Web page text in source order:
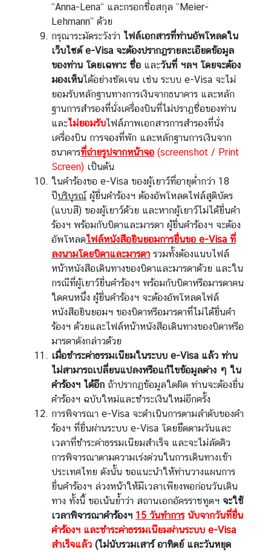
“Anna-Lena“ และกรอกชื่อสกุล “Meier-
Lehmann” ด้วย
กรุณาระมัดระวังว่า ไฟล์เอกสารที่ท่านอัพโหลดใน
เว็บไซต์e-Visaจะต้องปรากฏรายละเอียดข้อมูล
ของท่าน โดยเฉพาะ ชื่อ และวันที่ ฯลฯ โดยจะต้อง
มองเห็นได้อย่างชัดเจน เช่น ระบบ e-Visa จะไม่
ยอมรับหลักฐานทางการเงินจากธนาคาร และหลัก
ฐานการสำรองที่นั่งเครื่องบินที่ไม่ปราฏชื่อของท่าน
และไม่ยอมรับไฟล์ภาพเอกสารการสำรองที่นั่ง
เครื่องบิน การจองที่พัก และหลักฐานการเงินจาก
ธนาคารที่ถ่ายรูปจากหน้าจอ (screenshot / Print
Screen) เป็นต้น
ในคำร้องขอ e-Visa ของผู้เยาว์ที่อายุต่ำกว่า 18
ปีบริบูรณ์ ผู้ยื่นคำร้องฯ ต้องอัพโหลดไฟล์สูติบัตร
(แบบสี) ของผู้เยาว์ด้วย และหากผู้เยาว์ไม่ได้ยื่นคำ
ร้องฯ พร้อมกับบิดาและมารดา ผู้ยื่นคำร้องฯ จะต้อง
อัพโหลดไฟล์หนังสือยินยอมการยื่นขอ e-Visa ที่
ลงนามโดยบิดาและมารดา รวมทั้งต้องแนบไฟล์
หน้าหนังสือเดินทางของบิดาและมารดาด้วย และใน
กรณีที่ผู้เยาว์ยื่นคำร้องฯ พร้อมกับบิดาหรือมารดาคน
ใดคนหนึ่ง ผู้ยื่นคำร้องฯ จะต้องอัพโหลดไฟล์
หนังสือยินยอมฯ ของบิดาหรือมารดาที่ไม่ได้ยื่นคำ
ร้องฯ ด้วยและไฟล์หน้าหนังสือเดินทางของบิดาหรือ
มารดาดังกล่าวด้วย
เมื่อชำระค่าธรรมเนียมในระบบ e-Visa แล้ว ท่าน
ไม่สามารถเปลี่ยนแปลงหรือแก้ไขข้อมูลต่าง ๆ ใน
คำร้องฯ ได้อีก ถ้าปรากฏข้อมูลใดผิด ท่านจะต้องยื่น
คำร้องฯ ฉบับใหม่และชำระเงินใหม่อีกครั้ง
การพิจารณา e-Visa จะดำเนินการตามลำดับของคำ
ร้องฯ ที่ยื่นผ่านระบบ e-Visa โดยยึดตามวันและ
เวลาที่ชำระค่าธรรมเนียมสำเร็จ และจะไม่ลัดคิว
การพิจารณาตามความเร่งด่วนในการเดินทางเข้า
ประเทศไทย ดังนั้น ขอแนะนำให้ท่านวางแผนการ
ยื่นคำร้องฯ ล่วงหน้าให้มีเวลาเพียงพอก่อนวันเดิน
ทาง ทั้งนี้ ขอเน้นย้ำว่า สถานเอกอัครราชทูตฯ จะใช้
เวลาพิจารณาคำร้องฯ 15 วันทำการ นับจากวันที่ยื่น
คำร้องฯ และชำระค่าธรรมเนียมผ่านระบบ e-Visa
สำเร็จแล้ว (ไม่นับรวมเสาร์ อาทิตย์ และวันหยุด